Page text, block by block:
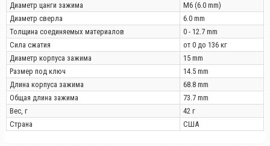
Диаметр цанги зажима
М6 (6.0 mm)
Диаметр сверла
6.0 mm
Толщина соединяемых материалов
0 - 12.7 mm
Сила сжатия
от 0 до 136 кг
Диаметр корпуса зажима
15 mm
Размер под ключ
14.5 mm
Длина корпуса зажима
68.8 mm
Общая длина зажима
73.7 mm
Вес, г
42 г
Страна
США